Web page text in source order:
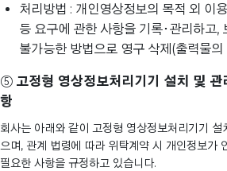
처리방법 : 개인영상정보의 목적 외 이
등 요구에 관한 사항을 기록･관리하고,
불가능한 방법으로 영구 삭제(출력물
⑤ 고정형 영상정보처리기기 설치 및
항
회사는 아래와 같이 고정형 영상정보처리기기
으며, 관계 법령에 따라 위탁계약 시 개인정보가
필요한 사항을 규정하고 있습니다.